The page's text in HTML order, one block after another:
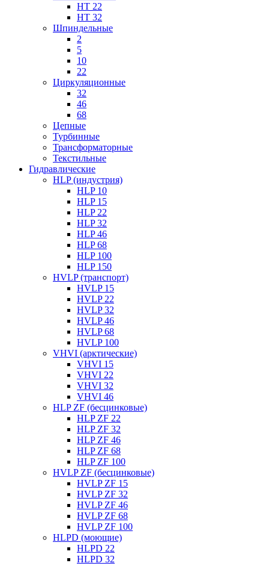
HT 22
HT 32
Шпиндельные
2
5
10
22
Циркуляционные
32
46
68
Цепные
Турбинные
Трансформаторные
Текстильные
Гидравлические
HLP (индустрия)
HLP 10
HLP 15
HLP 22
HLP 32
HLP 46
HLP 68
HLP 100
HLP 150
HVLP (транспорт)
HVLP 15
HVLP 22
HVLP 32
HVLP 46
HVLP 68
HVLP 100
VHVI (арктические)
VHVI 15
VHVI 22
VHVI 32
VHVI 46
HLP ZF (бесцинковые)
HLP ZF 22
HLP ZF 32
HLP ZF 46
HLP ZF 68
HLP ZF 100
HVLP ZF (бесцинковые)
HVLP ZF 15
HVLP ZF 32
HVLP ZF 46
HVLP ZF 68
HVLP ZF 100
HLPD (моющие)
HLPD 22
HLPD 32